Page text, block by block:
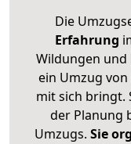
Die
Erfahrung
Wildungen
ein Umzug
mit sich bringt.
der Planung
Umzugs. Sie